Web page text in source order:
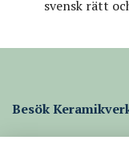
svensk rätt
Besök